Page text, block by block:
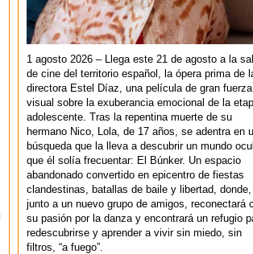
1 agosto 2026 – Llega este 21 de agosto a la
de cine del territorio español, la ópera prima de
directora Estel Díaz, una película de gran fuerza
visual sobre la exuberancia emocional de la
adolescente. Tras la repentina muerte de su
hermano Nico, Lola, de 17 años, se adentra en
búsqueda que la lleva a descubrir un mundo
que él solía frecuentar: El Búnker. Un espacio
abandonado convertido en epicentro de fiestas
clandestinas, batallas de baile y libertad, donde,
junto a un nuevo grupo de amigos, reconectará
su pasión por la danza y encontrará un refugio
redescubrirse y aprender a vivir sin miedo, sin
filtros, “a fuego”.